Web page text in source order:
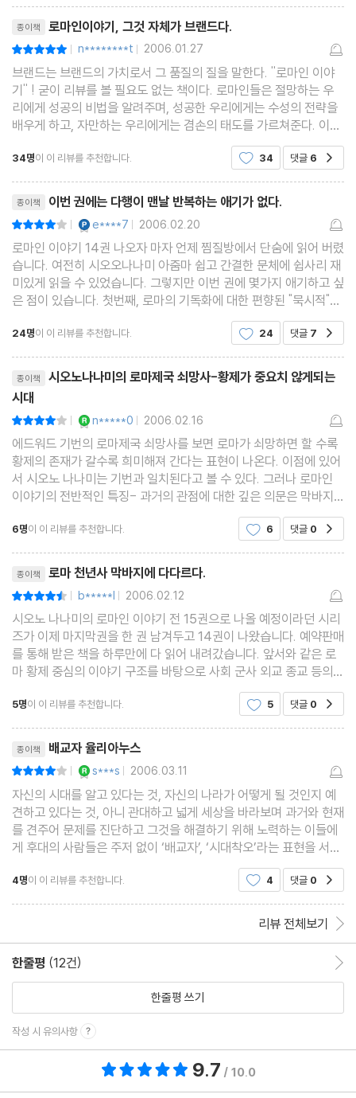
제2부 율리아누스 황제 시대 (서기 361~363년)
고대의 오리엔트
사산조 페르시아
율리아누스, 일어나다
내전을 무릎쓰고
구조조정 대작전
기독교에 대한 선전포고
안티오키아
페르시아 전쟁
수도 크테시폰
티그리스 북상
율리아누스 이후
율리아누스 황제의 삶과 죽음
제3부 암브로시우스 주교 (서기 374~397년)
야만족 출신 황제
훈족 등장
테오도시우스 황제
야만족의 이주를 공인하다
친기독교 노선의 부활
'이교'와 '이단'
'이단' 배척
'이교' 배척
논전
그리스도의 승리 (이교에 대하여)
기독교, 로마 제국의 국교가 되다
그리스도의 승리 (황제에 대하여)
동서 분할
연표
참고문헌
종이책 로마인이야기, 그것 자체가 브랜드다.
| n********t | 2006.01.27
브랜드는 브랜드의 가치로서 그 품질의 질을 말한다. ''로마인 이야
기'' ! 굳이 리뷰를 볼 필요도 없는 책이다. 로마인들은 절망하는 우
리에게 성공의 비법을 알려주며, 성공한 우리에게는 수성의 전략을
배우게 하고, 자만하는 우리에게는 겸손의 태도를 가르쳐준다. 이미
고전으로서의 자격을 갖춘 책이다. 개인적으로 예상하기에, 예약판
매만 해도 이미 밀리언셀러가 될 듯하
34명이 이 리뷰를 추천합니다. 34 댓글 6
종이책 이번 권에는 다행이 맨날 반복하는 애기가 없다.
| e****7 | 2006.02.20
로마인 이야기 14권 나오자 마자 언제 찜질방에서 단숨에 읽어 버렸
습니다. 여전히 시오오나나미 아줌마 쉽고 간결한 문체에 쉽사리 재
미있게 읽을 수 있었습니다. 그렇지만 이번 권에 몇가지 애기하고 싶
은 점이 있습니다. 첫번째, 로마의 기독화에 대한 편향된 "묵시적"인
나 의견을 반영해서 기술하는 것
24명이 이 리뷰를 추천합니다. 24 댓글 7
종이책
시오노나나미의 로마제국 쇠망사-황제가 중요치 않게되는
시대
| n*****0 | 2006.02.16
에드워드 기번의 로마제국 쇠망사를 보면 로마가 쇠망하면 할 수록
황제의 존재가 갈수록 희미해져 간다는 표현이 나온다. 이점에 있어
서 시오노 나나미는 기번과 일치된다고 볼 수 있다. 그러나 로마인
이야기의 전반적인 특징- 과거의 관점에 대한 깊은 의문은 막바지
에 다다라서도 그치지 않는다. 다른 거의 모든 역사서에서 단순히 기
독교의 대두에 대한 ''반동''으로서만 다루워
6명이 이 리뷰를 추천합니다. 6 댓글 0
종이책 로마 천년사 막바지에 다다르다.
| b*****l | 2006.02.12
시오노 나나미의 로마인 이야기 전 15권으로 나올 예정이라던 시리
즈가 이제 마지막권을 한 권 남겨두고 14권이 나왔습니다. 예약판매
를 통해 받은 책을 하루만에 다 읽어 내려갔습니다. 앞서와 같은 로
마 황제 중심의 이야기 구조를 바탕으로 사회 군사 외교 종교 등의
변화를 옆에서 지켜보는 것처럼 볼 수 있다는게 즐거울 따름입니다.
기독교의 공인화를 가져온 콘스탄티누스가 죽
5명이 이 리뷰를 추천합니다. 5 댓글 0
종이책 배교자 율리아누스
| s***s | 2006.03.11
자신의 시대를 알고 있다는 것, 자신의 나라가 어떻게 될 것인지 예
견하고 있다는 것, 아니 관대하고 넓게 세상을 바라보며 과거와 현재
를 견주어 문제를 진단하고 그것을 해결하기 위해 노력하는 이들에
게 후대의 사람들은 주저 없이 ‘배교자’, ‘시대착오’라는 표현을 서슴
4명이 이 리뷰를 추천합니다. 4 댓글 0
리뷰 전체보기
한줄평 (12건)
한줄평 쓰기
작성 시 유의사항
9.7 / 10.0